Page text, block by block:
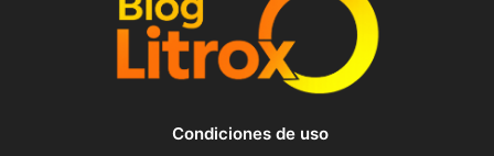
Condiciones de uso